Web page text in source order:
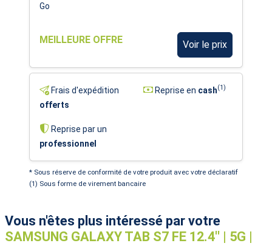
Go
MEILLEURE OFFRE Voir le prix
Frais d'expédition
offerts
Reprise en cash(1)
Reprise par un
professionnel
* Sous réserve de conformité de votre produit avec votre déclaratif
(1) Sous forme de virement bancaire
Vous n'êtes plus intéressé par votre
SAMSUNG GALAXY TAB S7 FE 12.4'' | 5G |